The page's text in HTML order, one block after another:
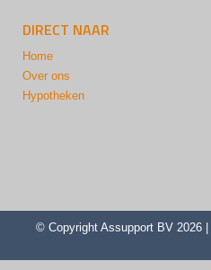
DIRECT NAAR
Home
Over ons
Hypotheken
© Copyright Assupport BV 2026 |